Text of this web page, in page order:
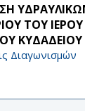
ΤΟΥ
Διαγωνισμών